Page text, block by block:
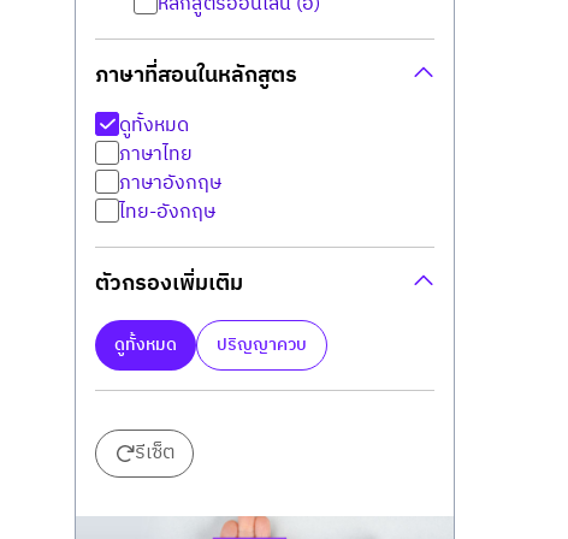
ภาษาที่สอนในหลักสูตร
ดูทั้งหมด
ภาษาไทย
ภาษาอังกฤษ
ไทย-อังกฤษ
ตัวกรองเพิ่มเติม
ดูทั้งหมด ปริญญาควบ
รีเซ็ต